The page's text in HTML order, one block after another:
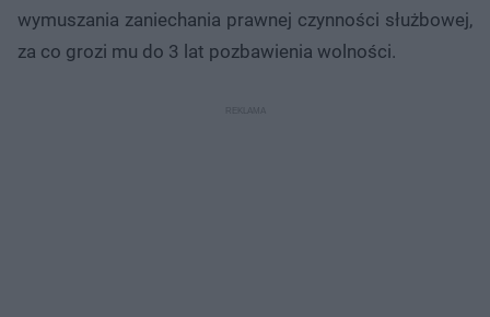
wymuszania zaniechania prawnej czynności służbowej,
za co grozi mu do 3 lat pozbawienia wolności.